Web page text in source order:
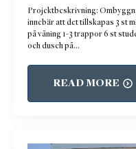
Projektbeskrivning:
innebär att det tillskapas 3 st
på våning 1-3 trappor 6 st
och dusch på…
READ MORE